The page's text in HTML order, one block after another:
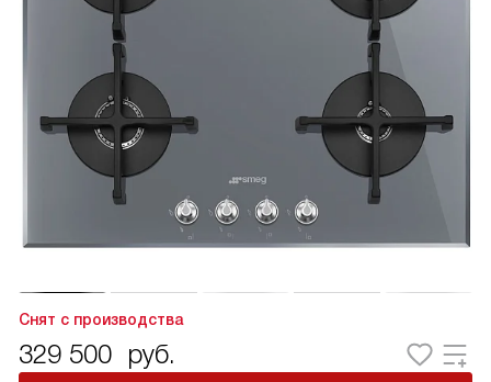
Снят с производства
329 500 руб.